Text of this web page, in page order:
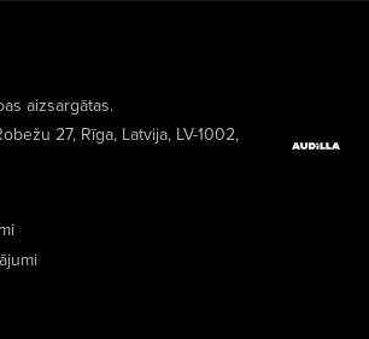
aizsargātas.
27, Rīga, Latvija, LV-1002,